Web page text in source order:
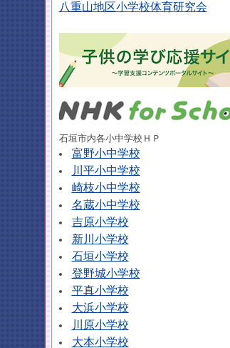
八重山地区小学校体育研究会
石垣市内各小中学校ＨＰ
富野小中学校
川平小中学校
崎枝小中学校
名蔵小中学校
吉原小学校
新川小学校
石垣小学校
登野城小学校
平真小学校
大浜小学校
川原小学校
大本小学校